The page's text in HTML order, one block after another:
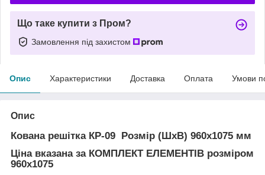
Що таке купити з Пром?
Замовлення під захистом
Опис Характеристики Доставка Оплата Умови
Опис
Кована решітка КР-09 Розмір (ШхВ) 960х1075 мм
Ціна вказана за КОМПЛЕКТ ЕЛЕМЕНТІВ розміром
960х1075